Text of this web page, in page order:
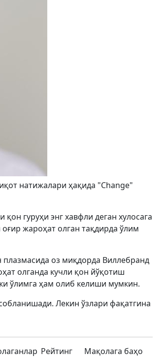
натижалари ҳақида "Change"
гуруҳи энг хавфли деган хулосага
жароҳат олган тақдирда ўлим
оз миқдорда Виллебранд
олганда кучли қон йўқотиш
ўлимга ҳам олиб келиши мумкин.
Лекин ўзлари фақатгина
Рейтинг
Мақолага баҳо